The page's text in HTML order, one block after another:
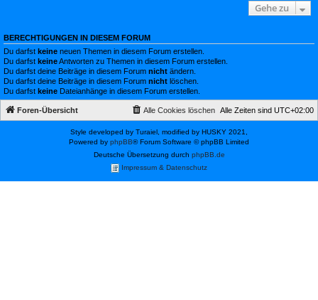
Gehe zu
BERECHTIGUNGEN IN DIESEM FORUM
Du darfst keine neuen Themen in diesem Forum erstellen.
Du darfst keineAntworten zu Themen in diesem Forum erstellen.
Du darfst deine Beiträge in diesem Forum nicht ändern.
Du darfst deine Beiträge in diesem Forum nicht löschen.
Du darfst keine Dateianhänge in diesem Forum erstellen.
Foren-Übersicht Alle Zeiten sind UTC+02:00
Alle Cookies löschen
Style developed by Turaiel, modified by HUSKY 2021,
Powered by phpBB® Forum Software © phpBB Limited
Deutsche Übersetzung durch phpBB.de
Impressum & Datenschutz